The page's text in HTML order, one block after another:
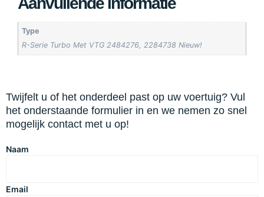
Type
R-Serie Turbo Met VTG 2484276, 2284738 Nieuw!
Twijfelt u of het onderdeel past op uw voertuig? Vul
het onderstaande formulier in en we nemen zo snel
mogelijk contact met u op!
Naam
Email